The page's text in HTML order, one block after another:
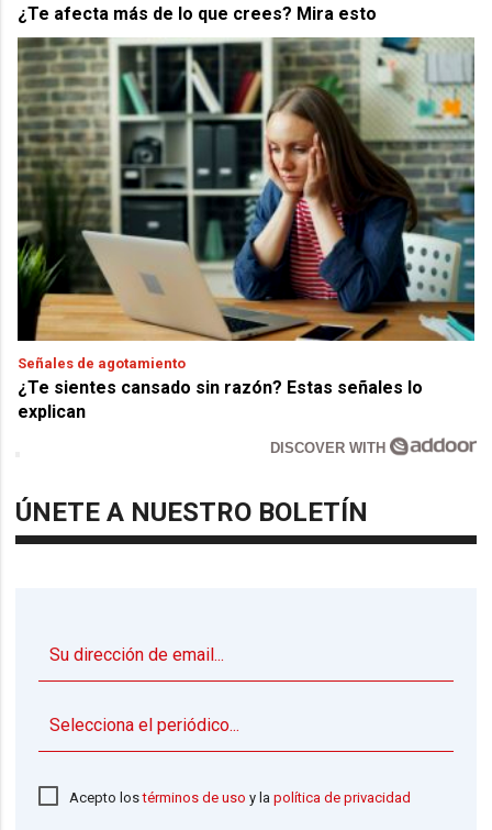
¿Te afecta más de lo que crees? Mira esto
Señales de agotamiento
¿Te sientes cansado sin razón? Estas señales lo
explican
DISCOVER WITH
ÚNETE A NUESTRO BOLETÍN
Acepto lostérminos de uso y lapolítica de privacidad